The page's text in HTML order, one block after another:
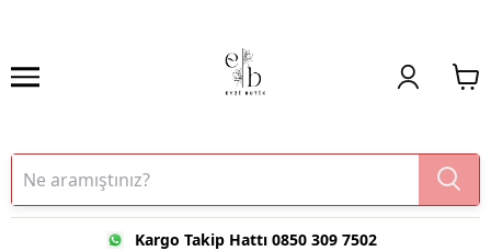
Kargo Takip Hattı 0850 309 7502